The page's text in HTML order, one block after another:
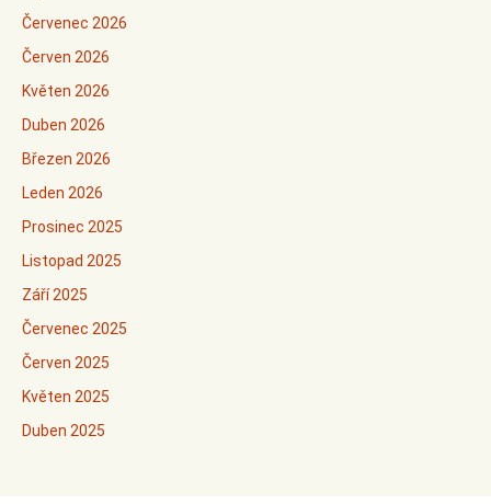
Červenec 2026
Červen 2026
Květen 2026
Duben 2026
Březen 2026
Leden 2026
Prosinec 2025
Listopad 2025
Září 2025
Červenec 2025
Červen 2025
Květen 2025
Duben 2025